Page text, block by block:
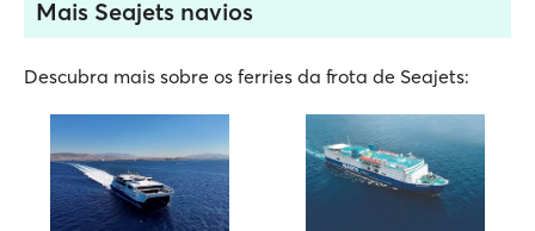
Mais Seajets navios
Descubra mais sobre os ferries da frota de Seajets: